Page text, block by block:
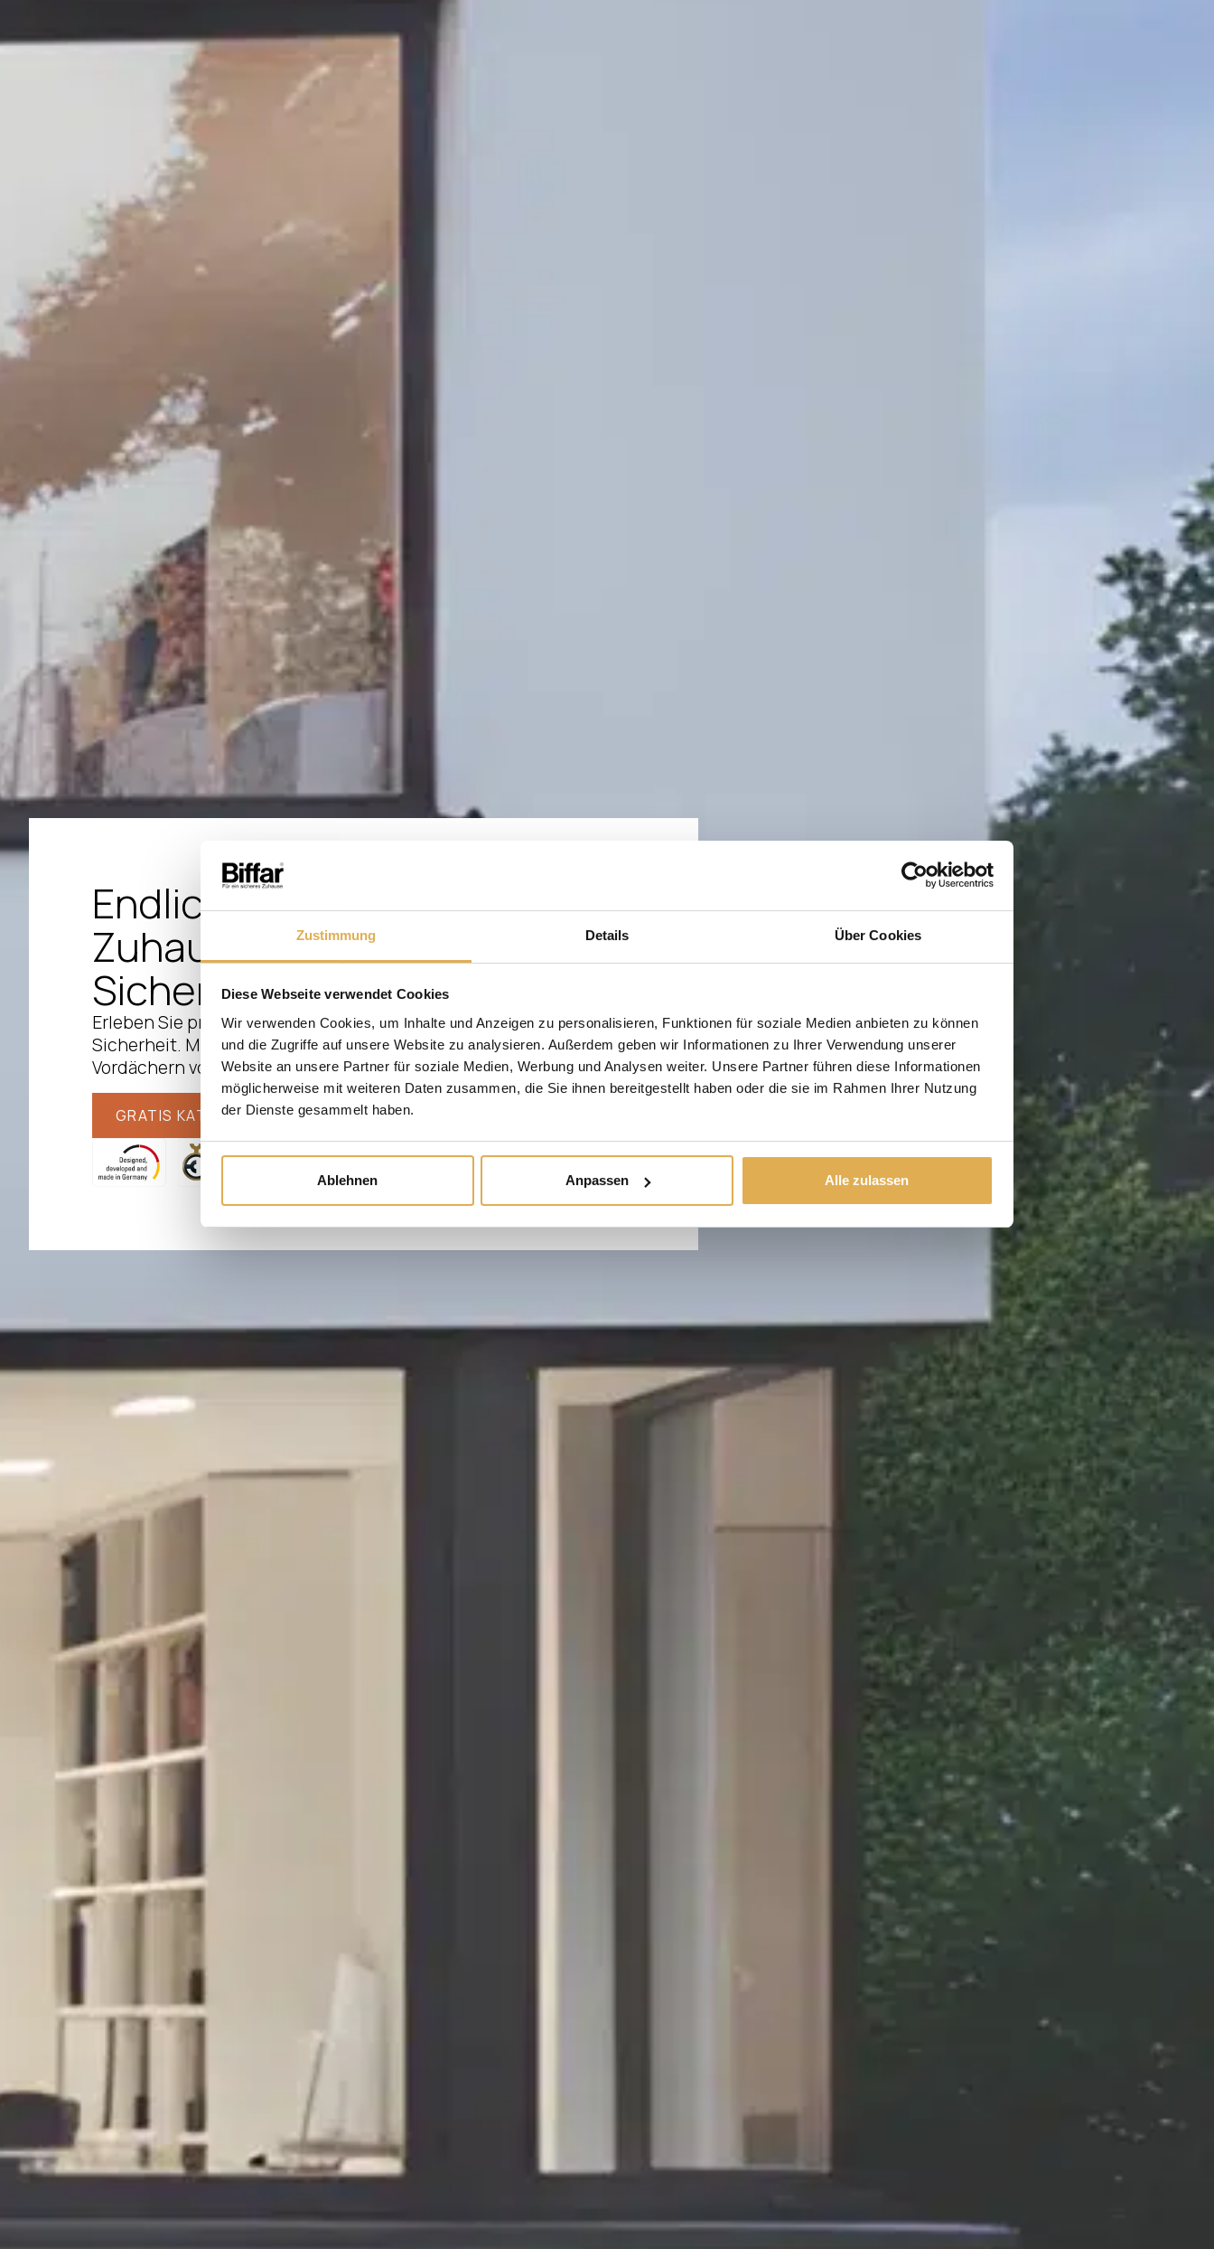
Zustimmung Details Über Cookies
Diese Webseite verwendet Cookies
Wir verwenden Cookies, um Inhalte und Anzeigen zu personalisieren, Funktionen für soziale Medien anbieten zu können
und die Zugriffe auf unsere Website zu analysieren. Außerdem geben wir Informationen zu Ihrer Verwendung unserer
Website an unsere Partner für soziale Medien, Werbung und Analysen weiter. Unsere Partner führen diese Informationen
möglicherweise mit weiteren Daten zusammen, die Sie ihnen bereitgestellt haben oder die sie im Rahmen Ihrer Nutzung
der Dienste gesammelt haben.
Ablehnen Anpassen Alle zulassen
Endlich ankommen. In einem
Zuhause, das Ihnen
Sicherheit gibt.​
Erleben Sie preisgekröntes Design und kompromisslose
Sicherheit. Mit individuell gefertigten Türen, Fenstern und
Vordächern von Biffar.
GRATIS KATALOG ANFORDERN PRODUKTE ENTDECKEN